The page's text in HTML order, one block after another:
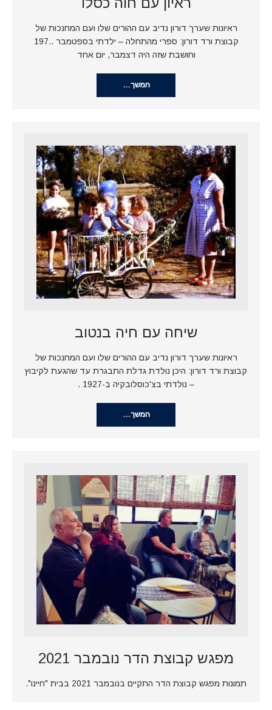
ראיונות שערך דורון נדיב עם ההורים שלו ועם המחנכות של
קבוצת ורד דורון: ספרי מהתחלה – ילדתי בספטמבר ..197
וחושבת שזה היה דצמבר, יום אחד
המשך…
שיחה עם חיה בנטוב
ראיונות שערך דורון נדיב עם ההורים שלו ועם המחנכות של
קבוצת ורד דורון: היכן נולדת גדלת התבגרת עד שהגעת לקיבוץ
– נולדתי בצ'כוסלובקיה ב-1927 .
המשך…
מפגש קבוצת הדר נובמבר 2021
תמונות מפגש קבוצת הדר התקיים בנובמבר 2021 בבית "חיינו".